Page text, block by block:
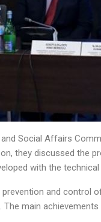
Social Affairs
they discussed the
with the
and control
main